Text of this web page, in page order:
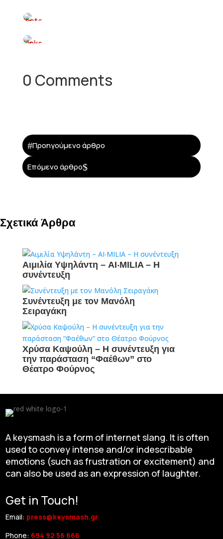
0 Comments
#Προηγούμενο άρθρο
Επόμενο άρθρο$
Σχετικά Άρθρα
Αιμιλία Υψηλάντη – AI‧MILIA – Η
συνέντευξη
Συνέντευξη με τον Μανόλη
Σειραγάκη
Χρύσα Καψούλη – Η συνέντευξη για
την παράσταση “Φαέθων” στο
Θέατρο Φούρνος
A keysmash is a form of internet slang. It is often
used to convey intense and/or indescribable
emotions (such as frustration or excitement) and
can also be used as an expression of laughter.
Get in Touch!
Email: press@keysmash.gr
Phone: 694 92 56 666